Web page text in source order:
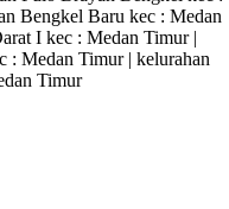
Bengkel Baru kec : Medan
I kec : Medan Timur |
: Medan Timur | kelurahan
Timur